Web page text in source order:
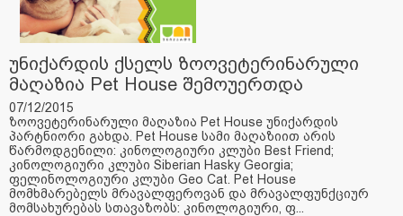
უნიქარდის ქსელს ზოოვეტერინარული
მაღაზია Pet House შემოუერთდა
07/12/2015
ზოოვეტერინარული მაღაზია Pet House უნიქარდის
პარტნიორი გახდა. Pet House სამი მაღაზიით არის
წარმოდგენილი: კინოლოგიური კლუბი Best Friend;
კინოლოგიური კლუბი Siberian Hasky Georgia;
ფელინოლოგიური კლუბი Geo Cat. Pet House
მომხმარებელს მრავალფეროვან და მრავალფუნქციურ
მომსახურებას სთავაზობს: კინოლოგიური, ფ...